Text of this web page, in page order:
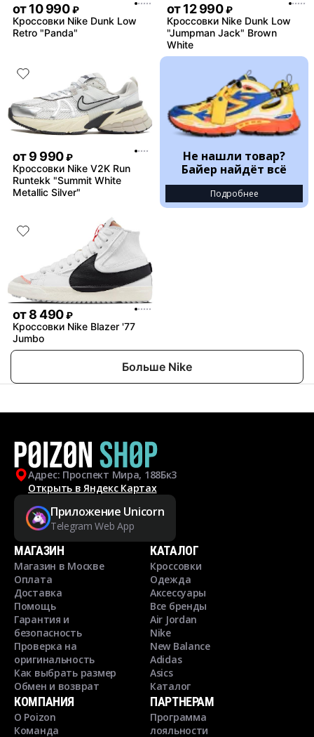
от10 990 ₽
Кроссовки Nike Dunk Low
Retro "Panda"
от12 990 ₽
Кроссовки Nike Dunk Low
"Jumpman Jack" Brown
White
от9 990 ₽
Кроссовки Nike V2K Run
Runtekk "Summit White
Metallic Silver"
Не нашли товар?
Байер найдёт всё
Подробнее
от8 490 ₽
Кроссовки Nike Blazer '77
Jumbo
Больше Nike
Адрес: Проспект Мира, 188Бк3
Открыть в Яндекс Картах
Приложение Unicorn
Telegram Web App
МАГАЗИН
Магазин в Москве
Оплата
Доставка
Помощь
Гарантия и
безопасность
Проверка на
оригинальность
Как выбрать размер
Обмен и возврат
КАТАЛОГ
Кроссовки
Одежда
Аксессуары
Все бренды
Air Jordan
Nike
New Balance
Adidas
Asics
Каталог
КОМПАНИЯ
О Poizon
Команда
ПАРТНЕРАМ
Программа
лояльности